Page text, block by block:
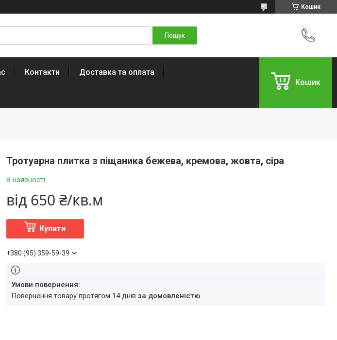
Кошик
Контакти Доставка та оплата
Кошик
Тротуарна плитка з піщаника бежева, кремова, жовта, сіра
В наявності
від 650 ₴/кв.м
Купити
+380 (95) 359-59-39
повернення товару протягом 14 днів за домовленістю